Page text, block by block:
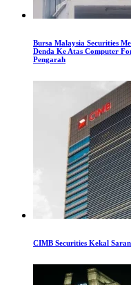
Bursa Malaysia Securities
Denda Ke Atas Computer
Pengarah
CIMB Securities Kekal